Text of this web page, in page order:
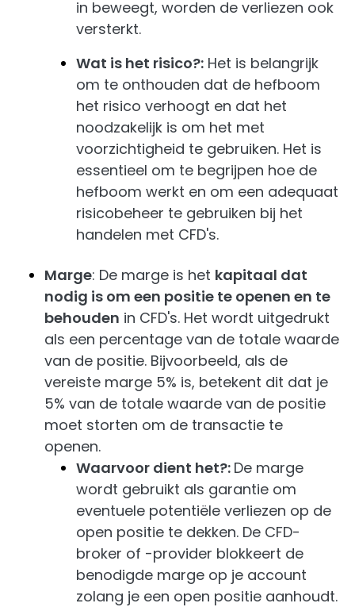
in beweegt, worden de verliezen ook
versterkt.
Wat is het risico?: Het is belangrijk
om te onthouden dat de hefboom
het risico verhoogt en dat het
noodzakelijk is om het met
voorzichtigheid te gebruiken. Het is
essentieel om te begrijpen hoe de
hefboom werkt en om een adequaat
risicobeheer te gebruiken bij het
handelen met CFD's.
Marge: De marge is het kapitaal dat
nodig is om een positie te openen en te
behouden in CFD's. Het wordt uitgedrukt
als een percentage van de totale waarde
van de positie. Bijvoorbeeld, als de
vereiste marge 5% is, betekent dit dat je
5% van de totale waarde van de positie
moet storten om de transactie te
openen.
Waarvoor dient het?: De marge
wordt gebruikt als garantie om
eventuele potentiële verliezen op de
open positie te dekken. De CFD-
broker of -provider blokkeert de
benodigde marge op je account
zolang je een open positie aanhoudt.